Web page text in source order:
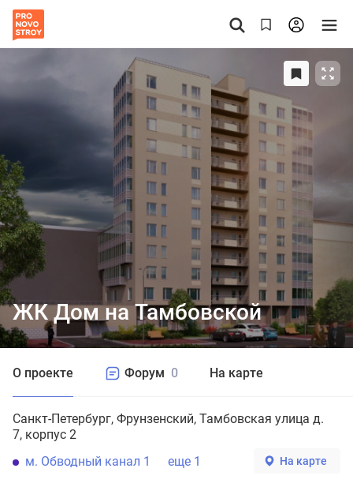
О проекте Форум 0 На карте
Санкт-Петербург Фрунзенский Тамбовская улица д.
7, корпус 2
м. Обводный канал 1
еще 1 На карте
ЖК Дом на Тамбовской